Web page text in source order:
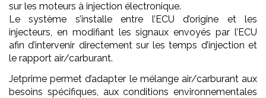
sur les moteurs à injection électronique.
Le système s’installe entre l’ECU d’origine et les
injecteurs, en modifiant les signaux envoyés par l’ECU
afin d’intervenir directement sur les temps d’injection et
le rapport air/carburant.
Jetprime permet d’adapter le mélange air/carburant aux
besoins spécifiques, aux conditions environnementales